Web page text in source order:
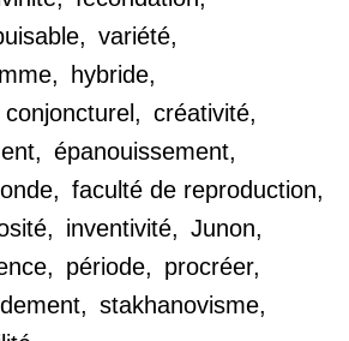
variété,
hybride,
conjoncturel, créativité,
épanouissement,
faculté de reproduction,
inventivité, Junon,
période, procréer,
stakhanovisme,